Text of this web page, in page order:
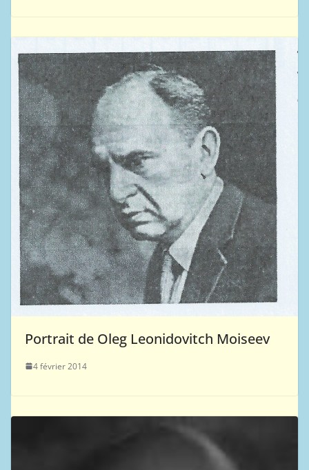
Portrait de Oleg Leonidovitch Moiseev
4 février 2014